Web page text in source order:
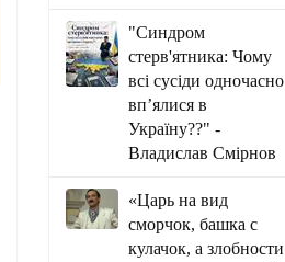
"Синдром
стерв'ятника: Чому
всі сусіди одночасно
вп’ялися в
Україну??" -
Владислав Смірнов
«Царь на вид
сморчок, башка с
кулачок, а злобности